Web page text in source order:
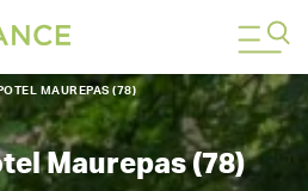
MAUREPAS (78)
Maurepas (78)